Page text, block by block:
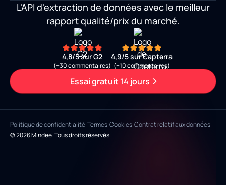
L'API d'extraction de données avec le meilleur
rapport qualité/prix du marché.
4,8/5sur G2
(+30 commentaires)
4,9/5sur Capterra
(+10 commentaires)
Essai gratuit 14 jours
© 2026 Mindee. Tous droits réservés.
Politique de confidentialité Termes Cookies Contrat relatif aux données